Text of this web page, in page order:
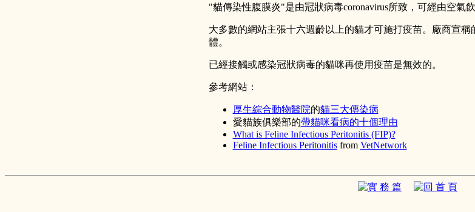
"貓傳染性腹膜炎"是由冠狀病毒coronavirus所致，可經由空氣
大多數的網站主張十六週齡以上的貓才可施打疫苗。廠商宣稱
體。
已經接觸或感染冠狀病毒的貓咪再使用疫苗是無效的。
參考網站：
厚生綜合動物醫院的貓三大傳染病
愛貓族俱樂部的帶貓咪看病的十個理由
What is Feline Infectious Peritonitis (FIP)?
Feline Infectious Peritonitisfrom VetNetwork
實 務 篇 回 首 頁